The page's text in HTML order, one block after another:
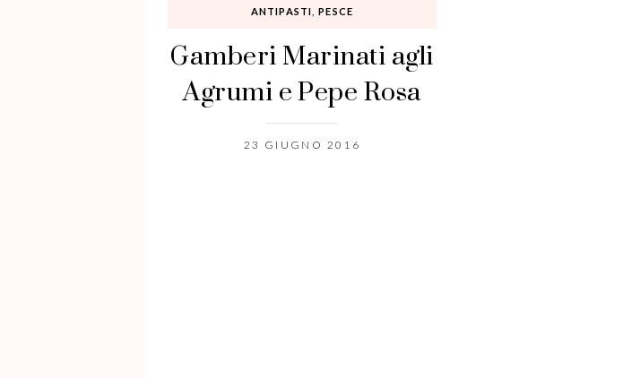
ANTIPASTI ,PESCE
Gamberi Marinati agli
Agrumi e Pepe Rosa
23 GIUGNO 2016